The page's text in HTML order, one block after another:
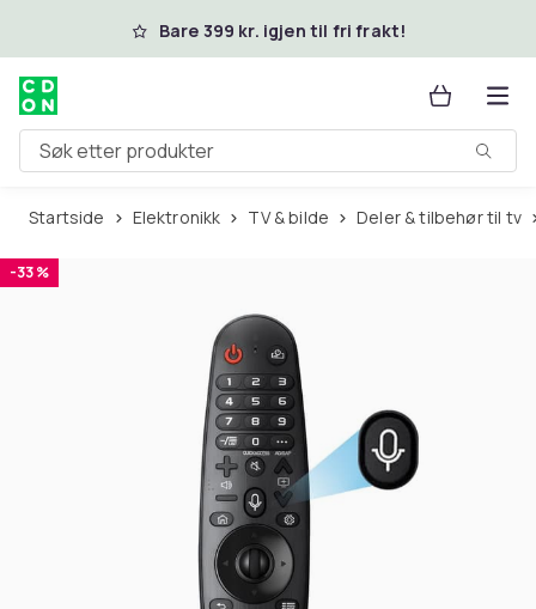
Hopp til hovedinnholdBare 399 kr. igjen til fri frakt!
Søk etter produkter
Startside Elektronikk TV & bilde Deler & tilbehør til tv
-33 %